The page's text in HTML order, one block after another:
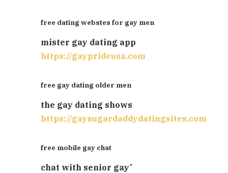
free dating webstes for gay men
mister gay dating app
https://gayprideusa.com
free gay dating older men
the gay dating shows
https://gaysugardaddydatingsites.com
free mobile gay chat
chat with senior gay’